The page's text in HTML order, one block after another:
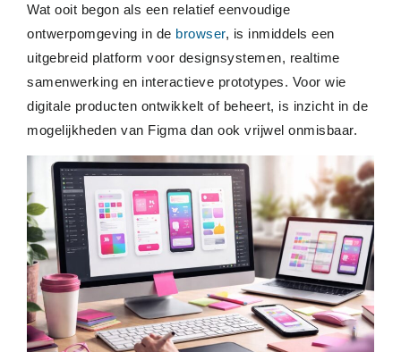
Wat ooit begon als een relatief eenvoudige
ontwerpomgeving in de browser, is inmiddels een
uitgebreid platform voor designsystemen, realtime
samenwerking en interactieve prototypes. Voor wie
digitale producten ontwikkelt of beheert, is inzicht in de
mogelijkheden van Figma dan ook vrijwel onmisbaar.